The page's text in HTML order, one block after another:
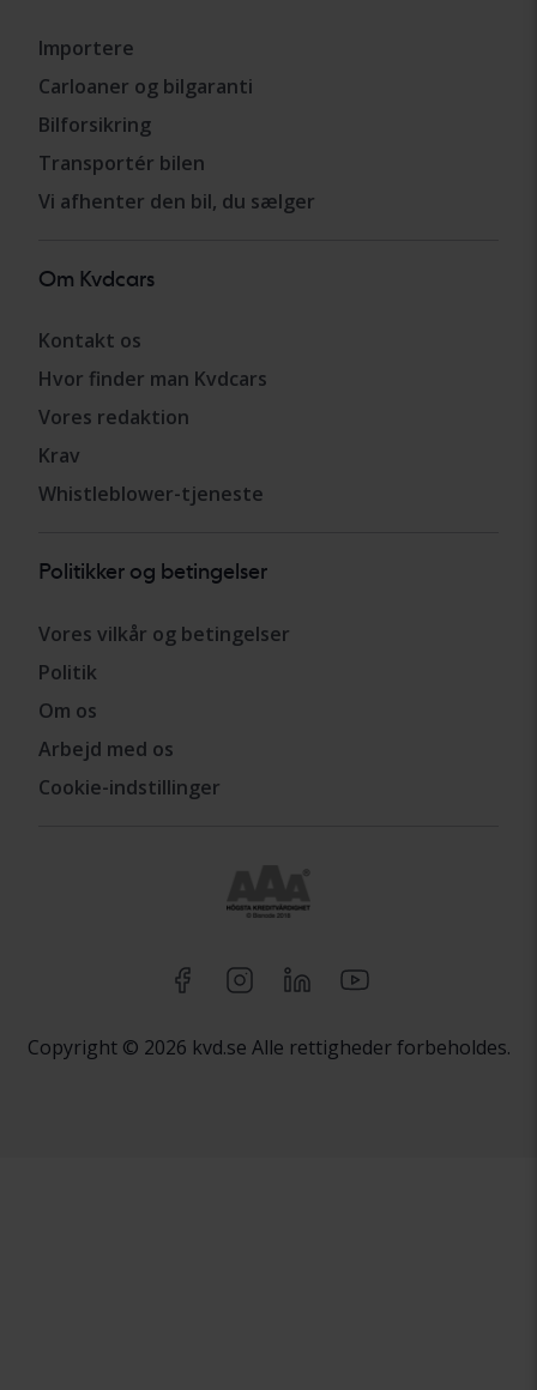
Importere
Carloaner og bilgaranti
Bilforsikring
Transportér bilen
Vi afhenter den bil, du sælger
Om Kvdcars
Kontakt os
Hvor finder man Kvdcars
Vores redaktion
Krav
Whistleblower-tjeneste
Politikker og betingelser
Vores vilkår og betingelser
Politik
Om os
Arbejd med os
Cookie-indstillinger
Copyright © 2026 kvd.se Alle rettigheder forbeholdes.